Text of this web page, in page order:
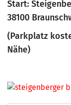
Start:
38100
(Parkplatz
Nähe)